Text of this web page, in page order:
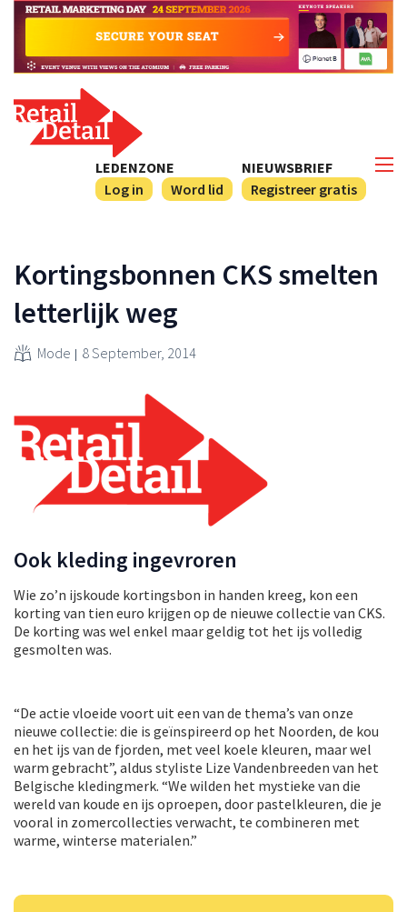
NIEUWSBRIEF
Registreer gratis
LEDENZONE
Log in
Word lid
Kortingsbonnen CKS smelten
letterlijk weg
Mode 8 September, 2014
Ook kleding ingevroren
Wie zo’n ijskoude kortingsbon in handen kreeg, kon een
korting van tien euro krijgen op de nieuwe collectie van CKS.
De korting was wel enkel maar geldig tot het ijs volledig
gesmolten was.
“De actie vloeide voort uit een van de thema’s van onze
nieuwe collectie: die is geïnspireerd op het Noorden, de kou
en het ijs van de fjorden, met veel koele kleuren, maar wel
warm gebracht”, aldus styliste Lize Vandenbreeden van het
Belgische kledingmerk. “We wilden het mystieke van die
wereld van koude en ijs oproepen, door pastelkleuren, die je
vooral in zomercollecties verwacht, te combineren met
warme, winterse materialen.”